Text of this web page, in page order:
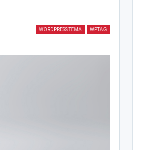
WORDPRESS TEMA WPTAG